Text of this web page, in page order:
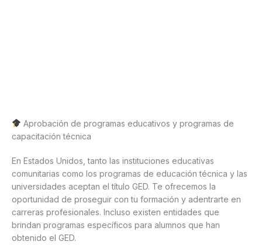
Aprobación de programas educativos y programas de
capacitación técnica
En Estados Unidos, tanto las instituciones educativas
comunitarias como los programas de educación técnica y las
universidades aceptan el título GED. Te ofrecemos la
oportunidad de proseguir con tu formación y adentrarte en
carreras profesionales. Incluso existen entidades que
brindan programas específicos para alumnos que han
obtenido el GED.